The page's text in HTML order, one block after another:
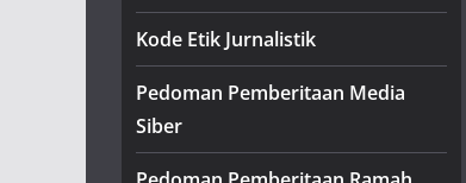
Kode Etik Jurnalistik
Pedoman Pemberitaan Media
Siber